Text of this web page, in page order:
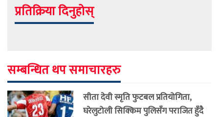
प्रतिक्रिया दिनुहोस्
सम्बन्धित थप समाचारहरु
सीता देवी स्मृति फुटबल प्रतियोगिता,
घरेलुटोली सिक्किम पुलिसँग पराजित हुँदै